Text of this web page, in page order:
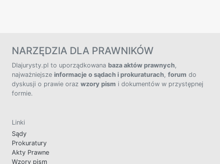
NARZĘDZIA DLA PRAWNIKÓW
Dlajurysty.pl to uporządkowana baza aktów prawnych,
najważniejsze informacje o sądach i prokuraturach, forum do
dyskusji o prawie oraz wzory pism i dokumentów w przystępnej
formie.
Linki
Sądy
Prokuratury
Akty Prawne
Wzory pism